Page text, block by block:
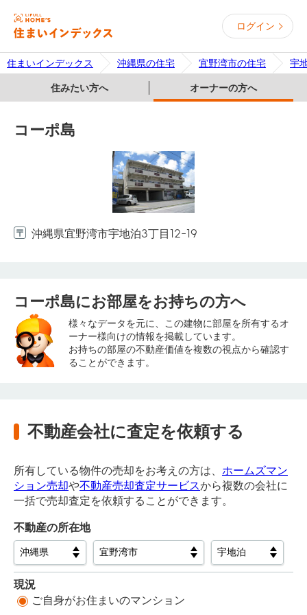
ログイン
住まいインデックス 沖縄県の住宅 宜野湾市の住宅 宇
住みたい方へ オーナーの方へ
コーポ島
沖縄県宜野湾市宇地泊3丁目12-19
コーポ島にお部屋をお持ちの方へ
様々なデータを元に、この建物に部屋を所有するオ
ーナー様向けの情報を掲載しています。
お持ちの部屋の不動産価値を複数の視点から確認す
ることができます。
不動産会社に査定を依頼する
所有している物件の売却をお考えの方は、 ホームズマン
ション売却や不動産売却査定サービスから複数の会社に
一括で売却査定を依頼することができます。
不動産の所在地
現況
ご自身がお住まいのマンション